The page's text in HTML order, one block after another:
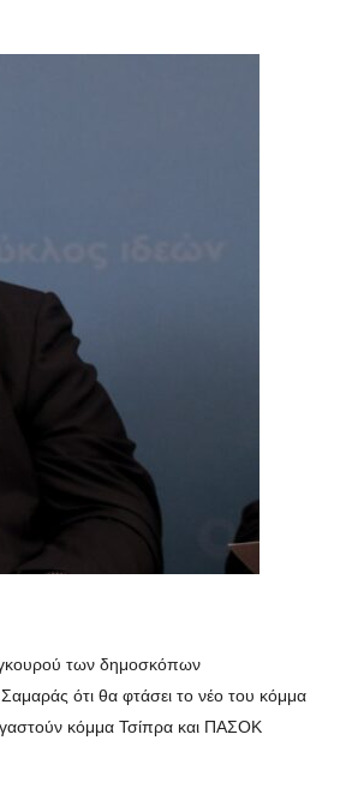
γκουρού των δημοσκόπων
ότι θα φτάσει το νέο του κόμμα
κόμμα Τσίπρα και ΠΑΣΟΚ